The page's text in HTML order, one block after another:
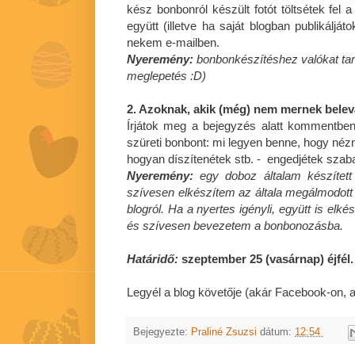
kész bonbonról készült fotót töltsétek fel
együtt (illetve ha saját blogban
nekem e-mailben.
Nyeremény: bonbonkészítéshez valókat
meglepetés :D)
2. Azoknak, akik (még) nem mernek
Írjátok meg a bejegyzés alatt
szüreti bonbont: mi legyen benne, hogy
hogyan díszítenétek stb. - engedjétek
Nyeremény: egy doboz általam
szívesen elkészítem az általa
blogról. Ha a nyertes igényli, együtt is
és szívesen bevezetem a bonbonozásba.
Határidő: szeptember 25 (vasárnap) éjfél.
Legyél a blog követője (akár Facebook-on,
Bejegyezte: Praliné Zsuzsi dátum: 12:54